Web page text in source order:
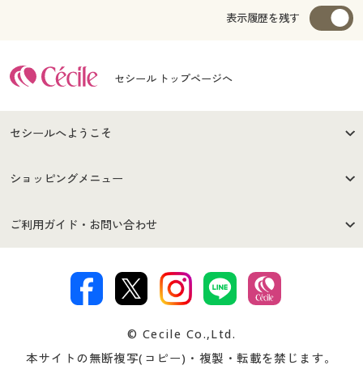
表示履歴を残す
セシール トップページへ
セシールへようこそ
はじめての方へ
セシールご利用規約
著作権・商標について 会社案内
ショッピングメニュー
商品カテゴリ
プレゼント＆キャンペーン サイトマップ
ご利用ガイド・お問い合わせ
交換・返品は お支払は
ついて
忘れの場合
© Cecile Co.,Ltd.
本サイトの無断複写(コピー)・複製・転載を禁じます。